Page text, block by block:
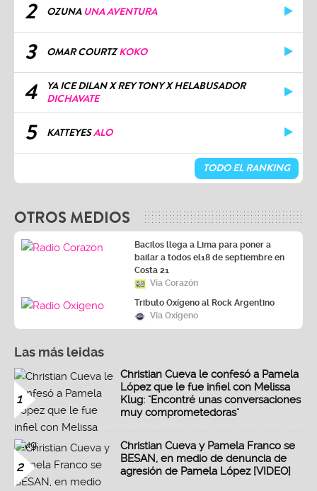
2 OZUNA UNA AVENTURA
3 OMAR COURTZKOKO
4
YA ICE DILAN X REY TONY X HELABUSADOR
DICHAVATE
5 KATTEYESALO
TODO EL RANKING
OTROS MEDIOS
Bacilos llega a Lima para poner a
bailar a todos el18 de septiembre en
Costa 21
Vía Corazón
Tributo Oxígeno al Rock Argentino
Vía Oxígeno
Las más leidas
1
Christian Cueva le confesó a Pamela
López que le fue infiel con Melissa
Klug: "Encontré unas conversaciones
muy comprometedoras"
2
Christian Cueva y Pamela Franco se
BESAN, en medio de denuncia de
agresión de Pamela López [VIDEO]